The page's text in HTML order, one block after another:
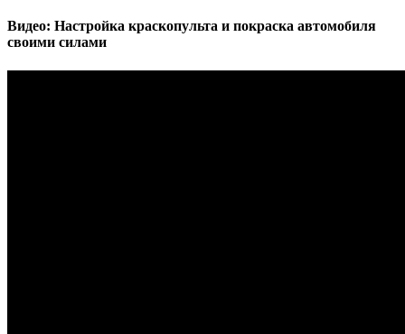
Видео: Настройка краскопульта и покраска автомобиля
своими силами